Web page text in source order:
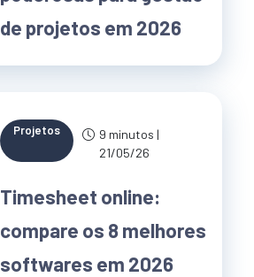
de projetos em 2026
Projetos
9 minutos |
21/05/26
Timesheet online:
compare os 8 melhores
softwares em 2026